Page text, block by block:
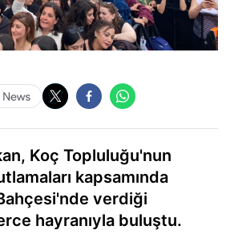
Koç Topluluğu'nun
kapsamında
verdiği
hayranıyla buluştu.